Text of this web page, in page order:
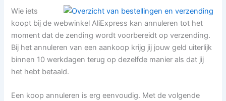
Wie iets
koopt bij de webwinkel AliExpress kan annuleren tot het
moment dat de zending wordt voorbereidt op verzending.
Bij het annuleren van een aankoop krijg jij jouw geld uiterlijk
binnen 10 werkdagen terug op dezelfde manier als dat jij
het hebt betaald.
Een koop annuleren is erg eenvoudig. Met de volgende